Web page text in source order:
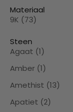
Materiaal
9K (73)
Steen
Agaat (1)
Amber (1)
Amethist (13)
Apatiet (2)